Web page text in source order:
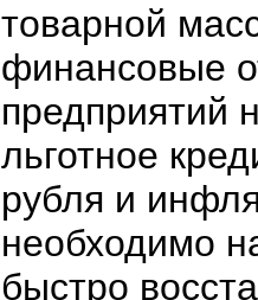
товарной
финансовые
предприятий
льготное
рубля и
необходимо
быстро